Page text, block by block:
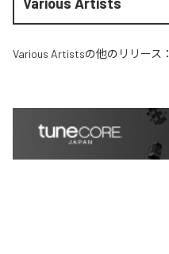
Various Artistsの他のリリース：